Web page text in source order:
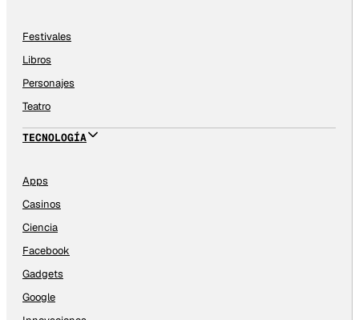
Festivales
Libros
Personajes
Teatro
TECNOLOGÍA
Apps
Casinos
Ciencia
Facebook
Gadgets
Google